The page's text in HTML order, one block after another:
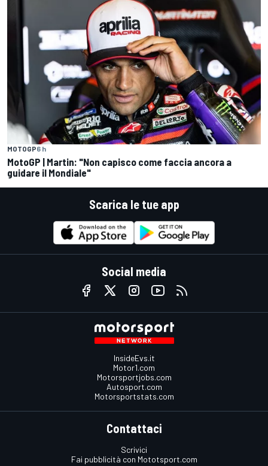
MOTOGP6 h
MotoGP | Martin: "Non capisco come faccia ancora a
guidare il Mondiale"
Scarica le tue app
Social media
InsideEvs.it
Motor1.com
Motorsportjobs.com
Autosport.com
Motorsportstats.com
Contattaci
Scrivici
Fai pubblicità con Mototsport.com